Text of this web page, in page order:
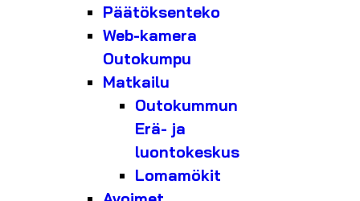
Päätöksenteko
Web-kamera
Outokumpu
Matkailu
Outokummun
Erä- ja
luontokeskus
Lomamökit